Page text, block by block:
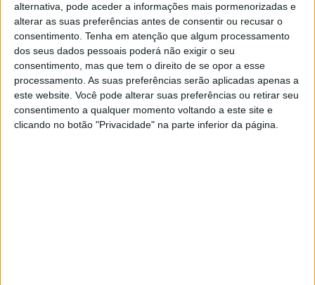
alternativa, pode aceder a informações mais pormenorizadas e
alterar as suas preferências antes de consentir ou recusar o
consentimento. Tenha em atenção que algum processamento
dos seus dados pessoais poderá não exigir o seu
consentimento, mas que tem o direito de se opor a esse
processamento. As suas preferências serão aplicadas apenas a
este website. Você pode alterar suas preferências ou retirar seu
consentimento a qualquer momento voltando a este site e
clicando no botão "Privacidade" na parte inferior da página.
Nessa época já as Indian disputavam os primeiros
lugares do pódio com outra das marcas mais conhecidas
norte-americana. Infelizmente em 1913 um terrível
acidente, em que a moto e o piloto foram projectados
para a bancada, acabou por ser fatal para 8
espectadores e o próprio piloto. A partir de aí as
autoridades começaram a limitar e a proibir as corridas